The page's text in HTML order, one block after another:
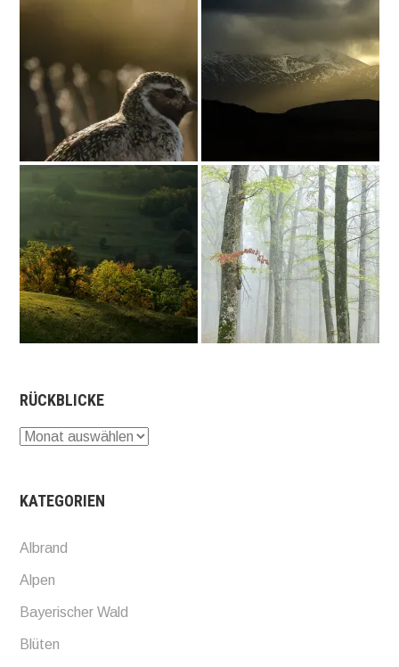
RÜCKBLICKE
Rückblicke
KATEGORIEN
Albrand
Alpen
Bayerischer Wald
Blüten